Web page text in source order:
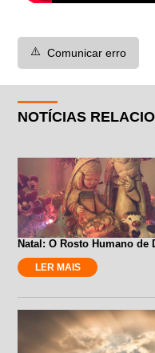
⚠️ Comunicar erro
NOTÍCIAS
Natal: O Rosto Humano de
LER MAIS